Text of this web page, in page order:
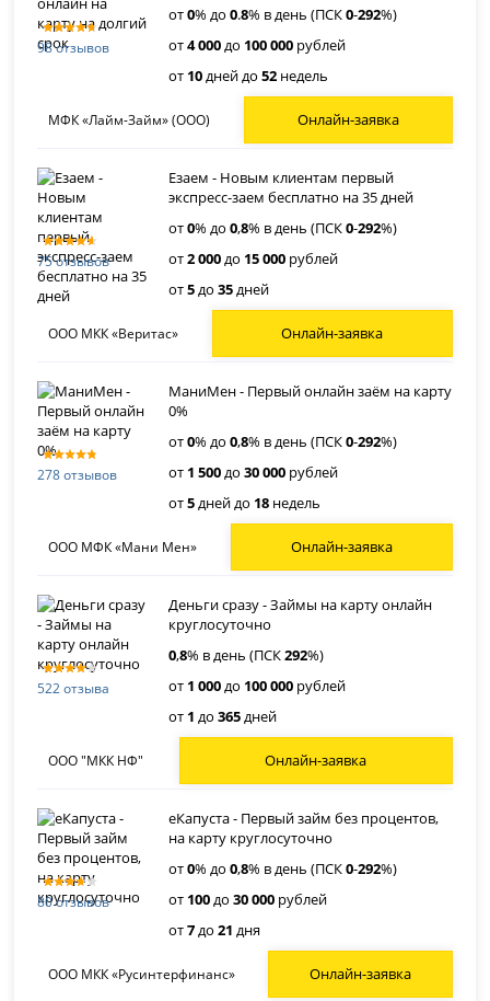
98 отзывов
от0% до0.8% в день (ПСК0-292%)
от4 000до 100 000 рублей
от 10дней до52 недель
МФК «Лайм-Займ» (ООО) Онлайн-заявка
75 отзывов
Езаем - Новым клиентам первый
экспресс-заем бесплатно на 35 дней
от0% до0,8% в день (ПСК0-292%)
от2 000до 15 000 рублей
от5до35дней
ООО МКК «Веритас» Онлайн-заявка
278 отзывов
МаниМен - Первый онлайн заём на карту
0%
от0% до0,8% в день (ПСК0-292%)
от 1 500до30 000 рублей
от5дней до 18 недель
ООО МФК «Мани Мен» Онлайн-заявка
522 отзыва
Деньги сразу - Займы на карту онлайн
круглосуточно
0,8% в день (ПСК292%)
от 1 000до 100 000 рублей
от 1 до365дней
ООО "МКК НФ" Онлайн-заявка
80 отзывов
еКапуста - Первый займ без процентов,
на карту круглосуточно
от0% до0,8% в день (ПСК0-292%)
от 100до30 000 рублей
от7до21 дня
ООО МКК «Русинтерфинанс» Онлайн-заявка